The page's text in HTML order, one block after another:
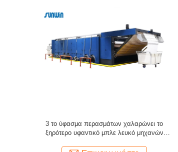
Σωληνοειδές βάφοντας CE μηχανών
συμπιεστών υφάσματος αποξηραντικών